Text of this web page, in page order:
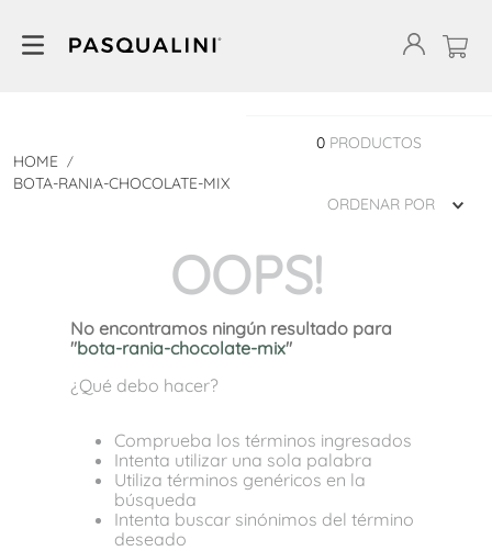
BOTA-RANIA-CHOCOLATE-MIX
0 PRODUCTOS
ORDENAR POR
OOPS!
No encontramos ningún resultado para
"bota-rania-chocolate-mix"
¿Qué debo hacer?
Comprueba los términos ingresados
Intenta utilizar una sola palabra
Utiliza términos genéricos en la
búsqueda
Intenta buscar sinónimos del término
deseado